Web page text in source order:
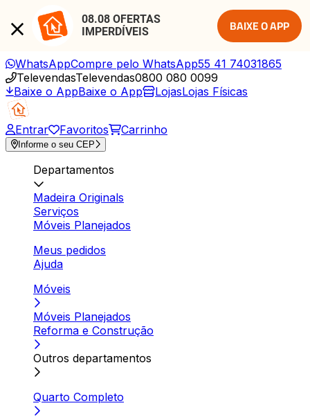
08.08 OFERTAS
IMPERDÍVEIS
BAIXE O APP
WhatsAppCompre pelo WhatsApp55 41 74031865
TelevendasTelevendas0800 080 0099
Baixe o AppBaixe o App LojasLojas Físicas
Entrar Favoritos Carrinho
Informe o seu CEP
Departamentos
Madeira Originals
Serviços
Móveis Planejados
Meus pedidos
Ajuda
Móveis
Móveis Planejados
Reforma e Construção
Outros departamentos
Quarto Completo